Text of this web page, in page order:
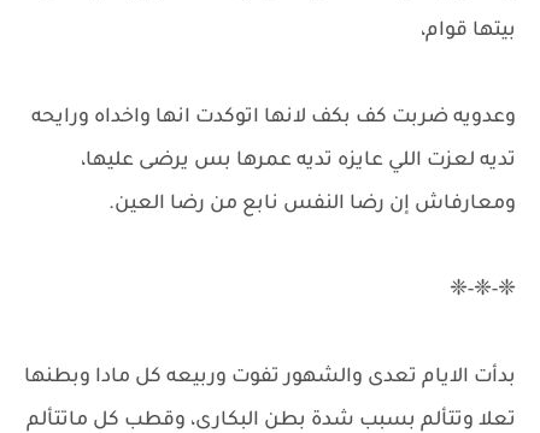
بيتها قوام،
وعدويه ضربت كف بكف لانها اتوكدت انها واخداه ورايحه
تديه لعزت اللي عايزه تديه عمرها بس يرضى عليها،
ومعارفاش إن رضا النفس نابع من رضا العين.
❈-❈-❈
بدأت الايام تعدى والشهور تفوت وربيعه كل مادا وبطنها
تعلا وتتألم بسبب شدة بطن البكارى، وقطب كل ماتتألم